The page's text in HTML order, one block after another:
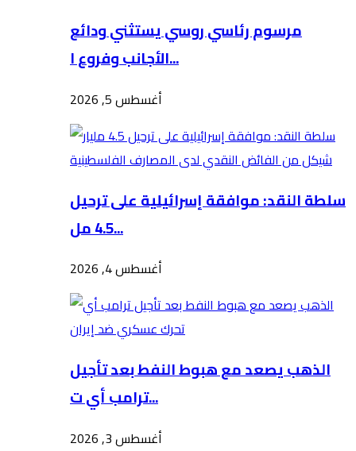
مرسوم رئاسي روسي يستثني ودائع
الأجانب وفروع ا...
أغسطس 5, 2026
سلطة النقد: موافقة إسرائيلية على ترحيل
4.5 مل...
أغسطس 4, 2026
الذهب يصعد مع هبوط النفط بعد تأجيل
ترامب أي ت...
أغسطس 3, 2026